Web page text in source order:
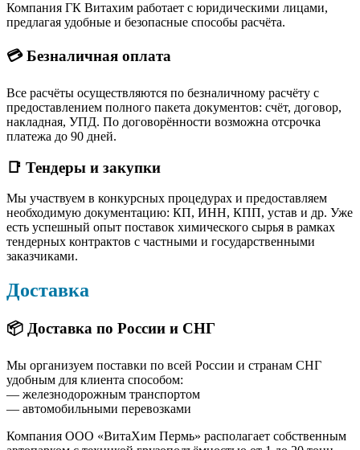
Компания ГК Витахим работает с юридическими лицами,
предлагая удобные и безопасные способы расчёта.
💳 Безналичная оплата
Все расчёты осуществляются по безналичному расчёту с
предоставлением полного пакета документов: счёт, договор,
накладная, УПД. По договорённости возможна отсрочка
платежа до 90 дней.
📑 Тендеры и закупки
Мы участвуем в конкурсных процедурах и предоставляем
необходимую документацию: КП, ИНН, КПП, устав и др. Уже
есть успешный опыт поставок химического сырья в рамках
тендерных контрактов с частными и государственными
заказчиками.
Доставка
📦 Доставка по России и СНГ
Мы организуем поставки по всей России и странам СНГ
удобным для клиента способом:
— железнодорожным транспортом
— автомобильными перевозками
Компания ООО «ВитаХим Пермь» располагает собственным